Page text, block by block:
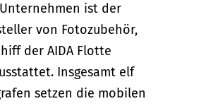
ist der
von Fotozubehör,
der AIDA Flotte
Insgesamt elf
setzen die mobilen